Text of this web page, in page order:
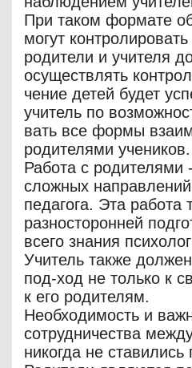
При таком формате
могут
родители и учителя
осуществлять
чение детей будет
учитель по
вать все формы
родителями учеников.
Работа с родителями
сложных
педагога. Эта работа
разносторонней
всего знания
Учитель также
под-ход не только к
к его родителям.
Необходимость и
сотрудничества
никогда не